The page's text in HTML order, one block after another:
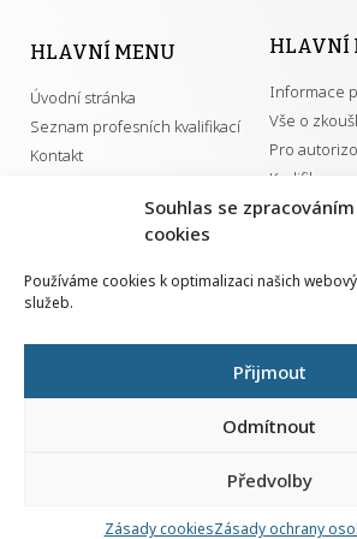
Souhlas se zpracováním
cookies
Používáme cookies k optimalizaci našich
služeb.
Přijmout
Odmítnout
Předvolby
Zásady cookiesZásady ochrany
HLAVNÍ MENU
Úvodní stránka
Seznam profesních kvalifikací
Kontakt
HLAVNÍ
Informace
Vše o
Pro
Kvalifikace
GDPR
Národní
Senovážné
110 00
Všechna práva vyhrazena |